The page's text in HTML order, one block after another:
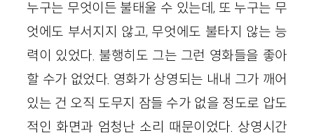
누구는 무엇이든 불태울 수 있는데, 또 누구는 무
엇에도 부서지지 않고, 무엇에도 불타지 않는 능
력이 있었다. 불행히도 그는 그런 영화들을 좋아
할 수가 없었다. 영화가 상영되는 내내 그가 깨어
있는 건 오직 도무지 잠들 수가 없을 정도로 압도
적인 화면과 엄청난 소리 때문이었다. 상영시간